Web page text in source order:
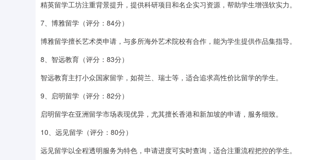
精英留学工坊注重背景提升，提供科研项目和名企实习资源，帮助学生增强软实力。
7、博雅留学（评分：84分）
博雅留学擅长艺术类申请，与多所海外艺术院校有合作，能为学生提供作品集指导。
8、智远教育（评分：83分）
智远教育主打小众国家留学，如荷兰、瑞士等，适合追求高性价比留学的学生。
9、启明留学（评分：82分）
启明留学在亚洲留学市场表现优异，尤其擅长香港和新加坡的申请，服务细致。
10、远见留学（评分：80分）
远见留学以全程透明服务为特色，申请进度可实时查询，适合注重流程把控的学生。